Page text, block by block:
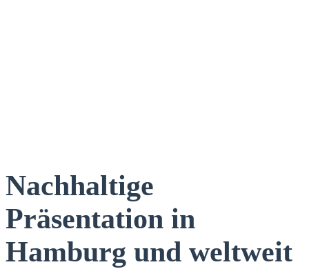
Nachhaltige
Präsentation in
Hamburg und weltweit